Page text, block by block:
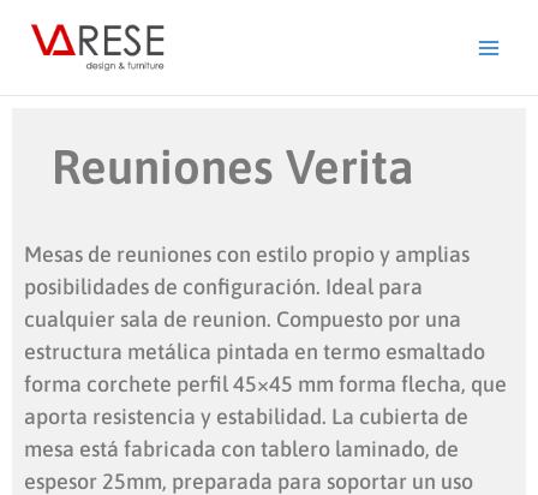
Reuniones Verita
Mesas de reuniones con estilo propio y amplias
posibilidades de configuración. Ideal para
cualquier sala de reunion. Compuesto por una
estructura metálica pintada en termo esmaltado
forma corchete perfil 45×45 mm forma flecha, que
aporta resistencia y estabilidad. La cubierta de
mesa está fabricada con tablero laminado, de
espesor 25mm, preparada para soportar un uso